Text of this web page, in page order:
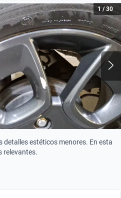
1/30
estéticos menores. En esta
relevantes.